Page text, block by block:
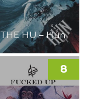
THE HU – Hun
8